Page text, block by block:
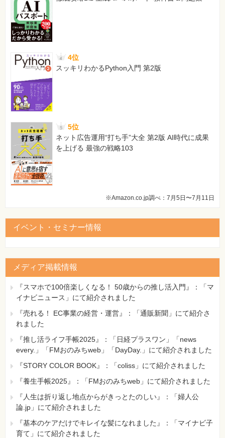
4位
スッキリわかるPython入門 第2版
5位
ネット広告運用“打ち手”大全 第2版 AI時代に成果
を上げる 最強の戦略103
※Amazon.co.jp調べ：7月5日〜7月11日
イベント・セミナー情報
メディア掲載情報
『スマホで100倍楽しくなる！ 50歳からの推し活入門』：「マ
イナビニュース」にて紹介されました
『売れる！ EC事業の経営・運営』：「通販新聞」にて紹介さ
れました
『推し活ライフ手帳2025』：「日経プラスワン」「news
every.」「FMおのみちweb」「DayDay.」にて紹介されました
『STORY COLOR BOOK』：「coliss」にて紹介されました
『養生手帳2025』：「FMおのみちweb」にて紹介されました
『人生は折り返し地点からがきっとたのしい』：「婦人公
論.jp」にて紹介されました
『基本のケアだけでキレイな髪になれました』：「マイナビ子
育て」にて紹介されました